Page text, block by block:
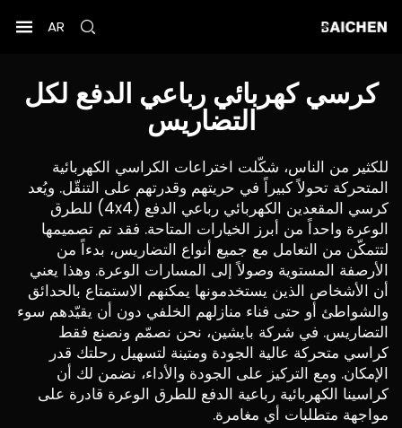
AR
كرسي كهربائي رباعي الدفع لكل
التضاريس
للكثير من الناس، شكّلت اختراعات الكراسي الكهربائية
المتحركة تحولاً كبيراً في حريتهم وقدرتهم على التنقّل. ويُعد
كرسي المقعدين الكهربائي رباعي الدفع (4x4) للطرق
الوعرة واحداً من أبرز الخيارات المتاحة. فقد تم تصميمها
لتتمكّن من التعامل مع جميع أنواع التضاريس، بدءاً من
الأرصفة المستوية وصولاً إلى المسارات الوعرة. وهذا يعني
أن الأشخاص الذين يستخدمونها يمكنهم الاستمتاع بالحدائق
والشواطئ أو حتى فناء منازلهم الخلفي دون أن يقيّدهم سوء
التضاريس. في شركة بايشين، نحن نصمّم ونصنع فقط
كراسي متحركة عالية الجودة ومتينة لتسهيل رحلتك قدر
الإمكان. ومع التركيز على الجودة والأداء، نضمن لك أن
كراسينا الكهربائية رباعية الدفع للطرق الوعرة قادرة على
مواجهة متطلبات أي مغامرة.